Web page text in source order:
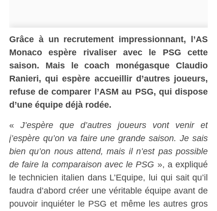
Grâce à un recrutement impressionnant, l’AS
Monaco espère rivaliser avec le PSG cette
saison. Mais le coach monégasque Claudio
Ranieri, qui espère accueillir d’autres joueurs,
refuse de comparer l’ASM au PSG, qui dispose
d’une équipe déjà rodée.
« J’espère que d’autres joueurs vont venir et
j’espère qu’on va faire une grande saison. Je sais
bien qu’on nous attend, mais il n’est pas possible
de faire la comparaison avec le PSG », a expliqué
le technicien italien dans L’Equipe, lui qui sait qu’il
faudra d’abord créer une véritable équipe avant de
pouvoir inquiéter le PSG et même les autres gros